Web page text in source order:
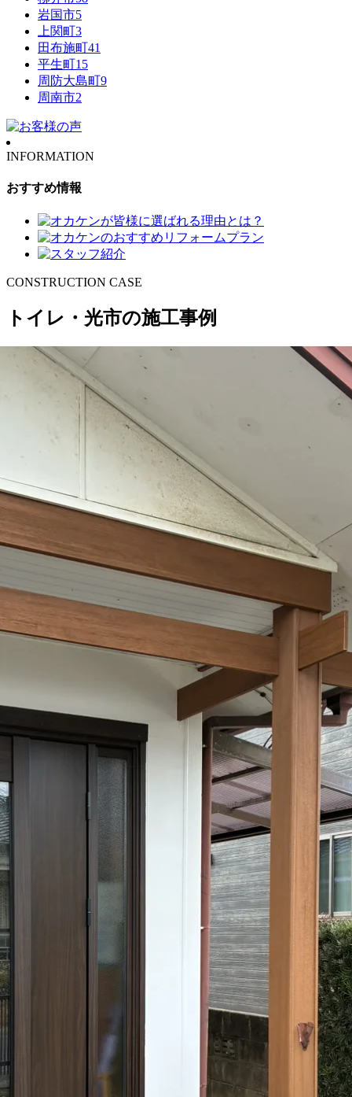
岩国市5
上関町3
田布施町41
平生町15
周防大島町9
周南市2
INFORMATION
おすすめ情報
CONSTRUCTION CASE
トイレ・光市の施工事例